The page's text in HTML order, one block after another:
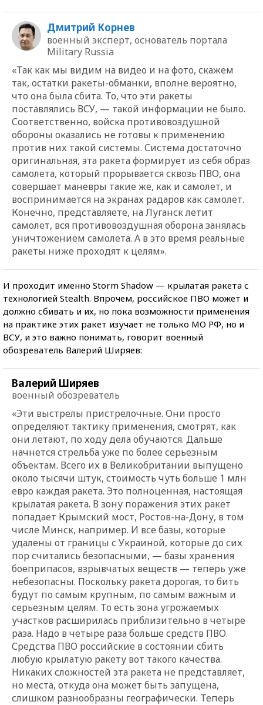
Дмитрий Корнев
военный эксперт, основатель портала
Military Russia
«Так как мы видим на видео и на фото, скажем
так, остатки ракеты-обманки, вполне вероятно,
что она была сбита. То, что эти ракеты
поставлялись ВСУ, — такой информации не было.
Соответственно, войска противовоздушной
обороны оказались не готовы к применению
против них такой системы. Система достаточно
оригинальная, эта ракета формирует из себя образ
самолета, который прорывается сквозь ПВО, она
совершает маневры такие же, как и самолет, и
воспринимается на экранах радаров как самолет.
Конечно, представляете, на Луганск летит
самолет, вся противовоздушная оборона занялась
уничтожением самолета. А в это время реальные
ракеты ниже проходят к целям».
И проходит именно Storm Shadow — крылатая ракета с
технологией Stealth. Впрочем, российское ПВО может и
должно сбивать и их, но пока возможности применения
на практике этих ракет изучает не только МО РФ, но и
ВСУ, и это важно понимать, говорит военный
обозреватель Валерий Ширяев:
Валерий Ширяев
военный обозреватель
«Эти выстрелы пристрелочные. Они просто
определяют тактику применения, смотрят, как
они летают, по ходу дела обучаются. Дальше
начнется стрельба уже по более серьезным
объектам. Всего их в Великобритании выпущено
около тысячи штук, стоимость чуть больше 1 млн
евро каждая ракета. Это полноценная, настоящая
крылатая ракета. В зону поражения этих ракет
попадает Крымский мост, Ростов-на-Дону, в том
числе Минск, например. И все базы, которые
удалены от границы с Украиной, которые до сих
пор считались безопасными, — базы хранения
боеприпасов, взрывчатых веществ — теперь уже
небезопасны. Поскольку ракета дорогая, то бить
будут по самым крупным, по самым важным и
серьезным целям. То есть зона угрожаемых
участков расширилась приблизительно в четыре
раза. Надо в четыре раза больше средств ПВО.
Средства ПВО российские в состоянии сбить
любую крылатую ракету вот такого качества.
Никаких сложностей эта ракета не представляет,
но места, откуда она может быть запущена,
слишком разнообразны географически. Теперь